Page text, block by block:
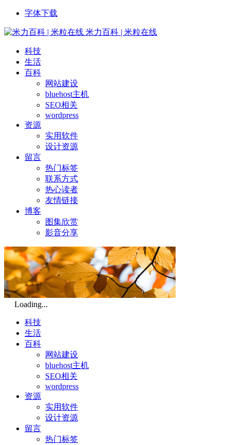
字体下载
米力百科 | 米粒在线
科技
生活
百科
网站建设
bluehost主机
SEO相关
wordpress
资源
实用软件
设计资源
留言
热门标签
联系方式
热心读者
友情链接
博客
图集欣赏
影音分享
Loading...
科技
生活
百科
网站建设
bluehost主机
SEO相关
wordpress
资源
实用软件
设计资源
留言
热门标签